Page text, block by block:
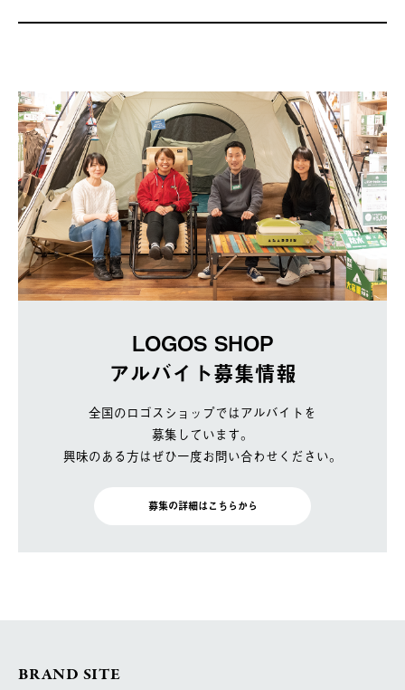
LOGOS SHOP
アルバイト募集情報
全国のロゴスショップではアルバイトを
募集しています。
興味のある方はぜひ一度お問い合わせください。
募集の詳細はこちらから
BRAND SITE